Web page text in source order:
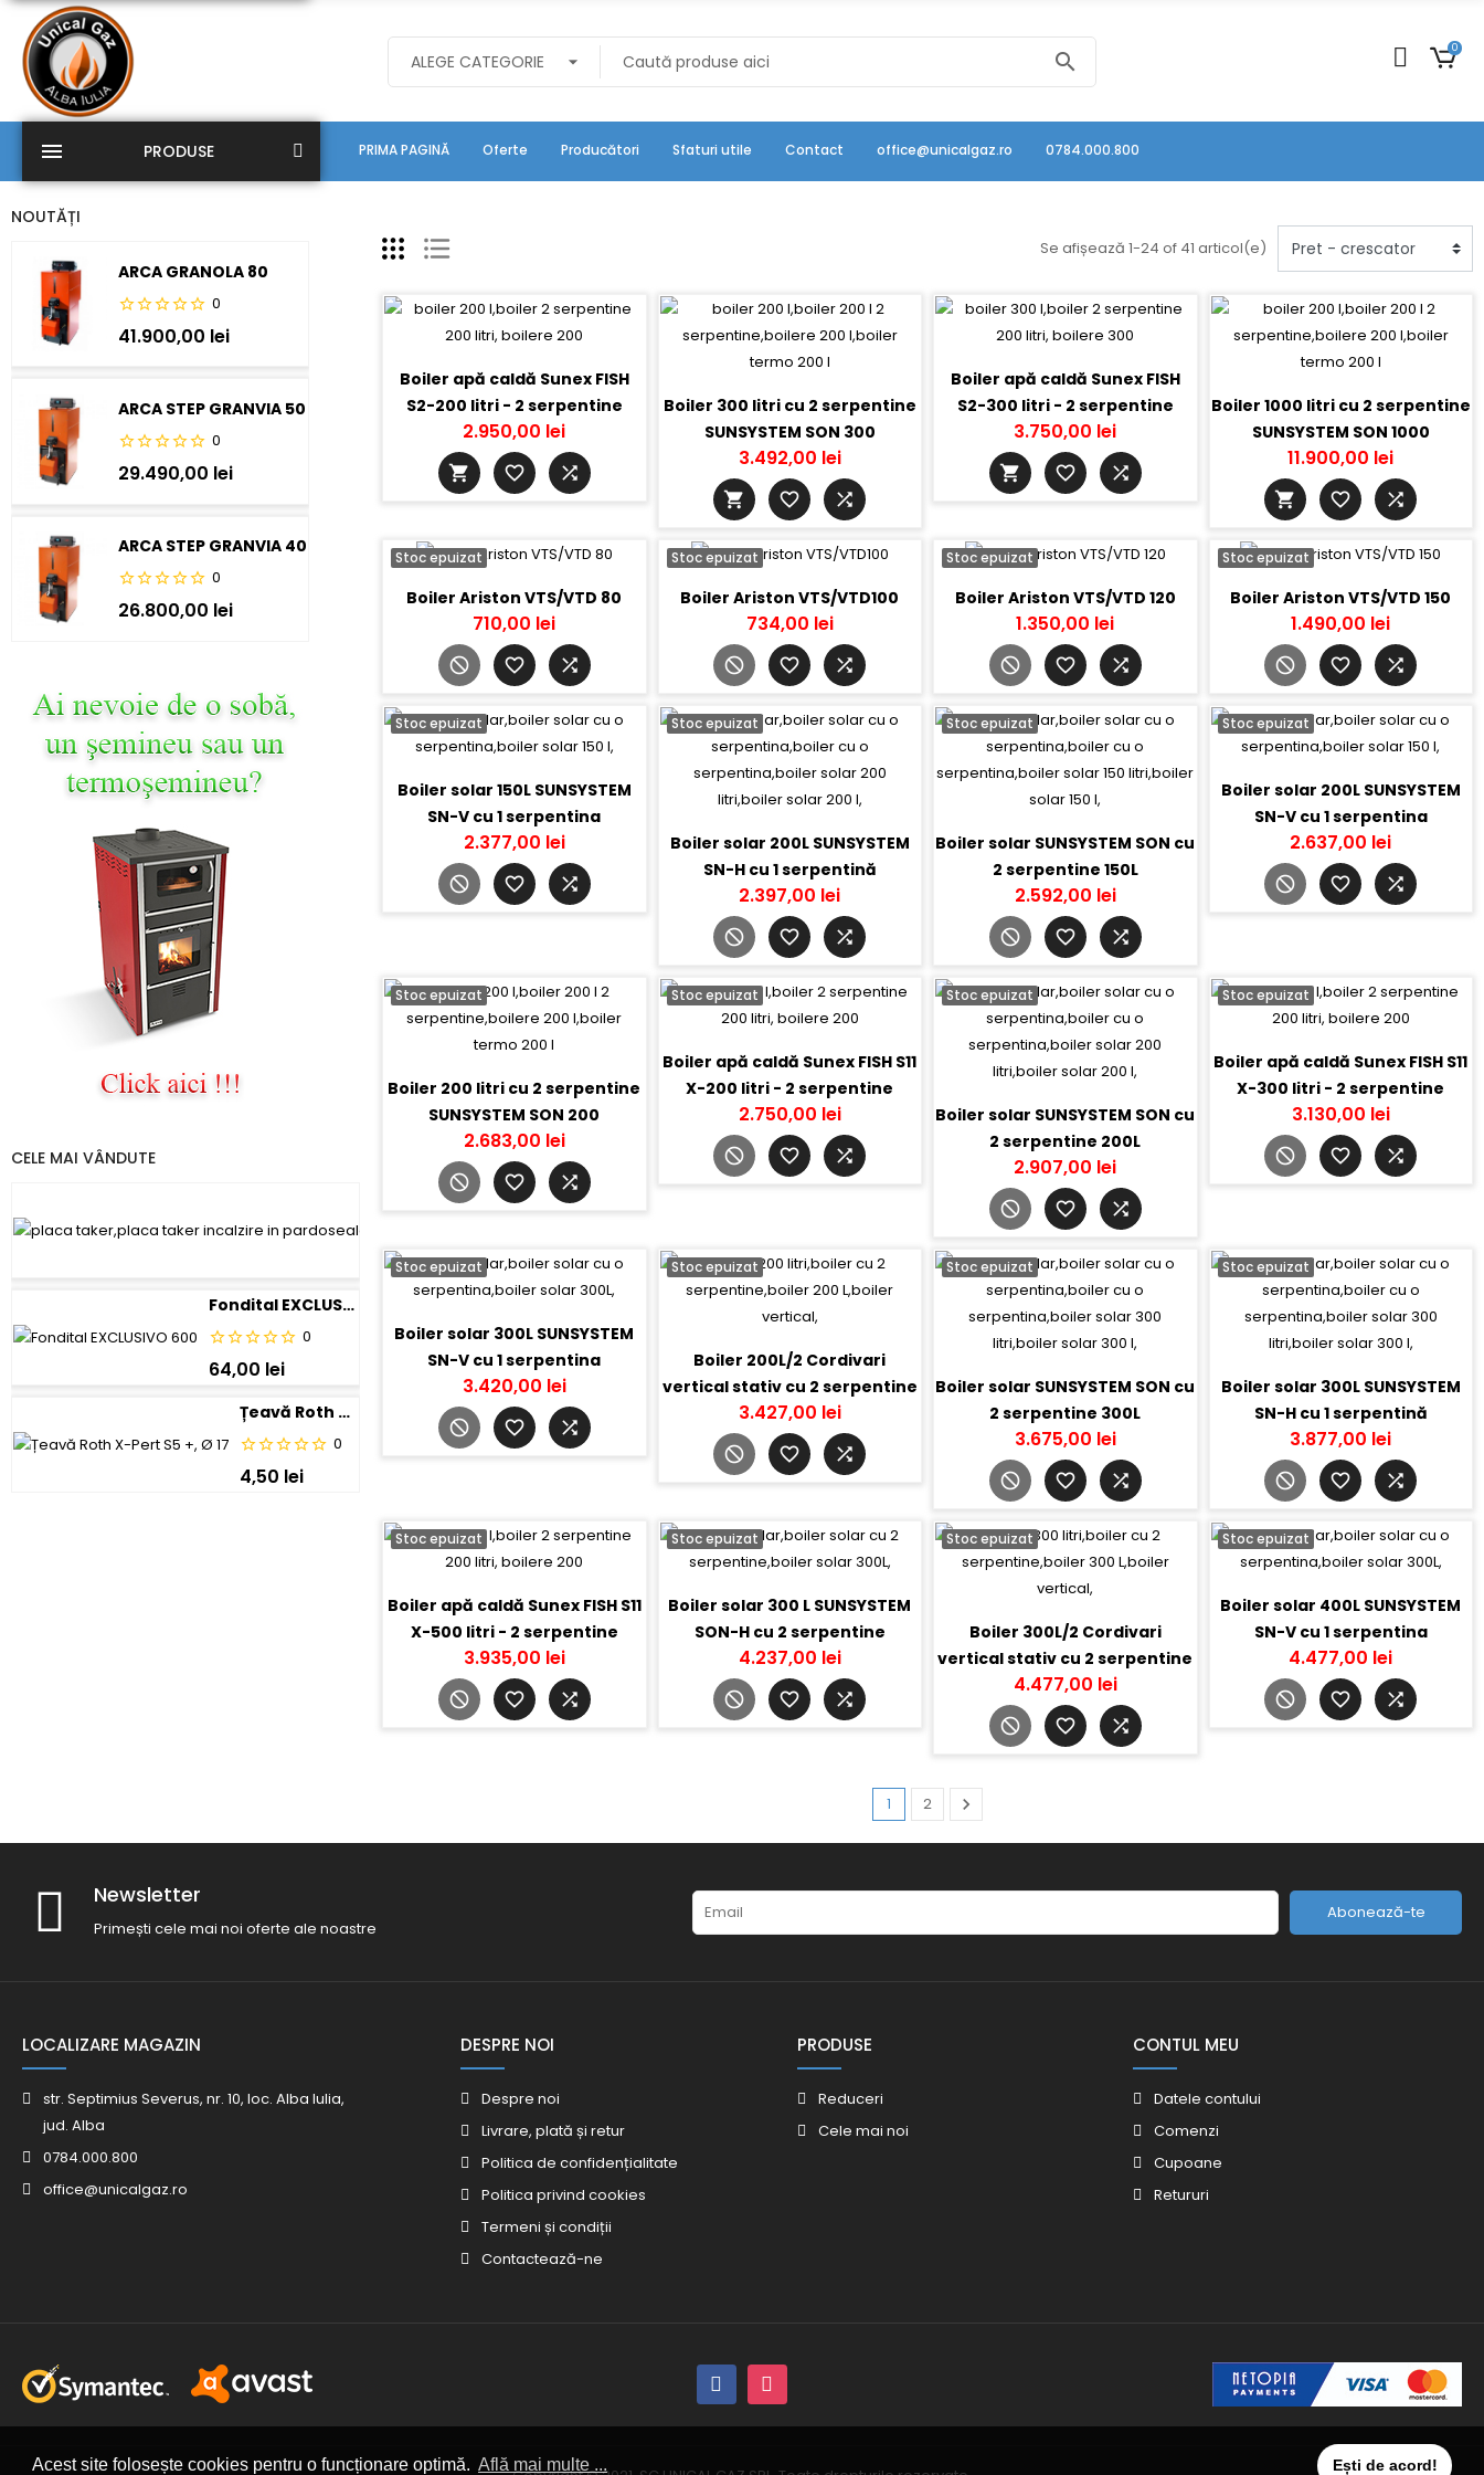
Acest site folosește cookies pentru o funcționare optimă. Află mai multe ... Ești de acord!
search
0
menu PRODUSE PRIMA PAGINĂ Oferte Producători Sfaturi utile Contact office@unicalgaz.ro 0784.000.800
NOUTĂȚI
ARCA GRANOLA 80
0
41.900,00 lei
ARCA STEP GRANVIA 50
0
29.490,00 lei
ARCA STEP GRANVIA 40
0
26.800,00 lei
CELE MAI VÂNDUTE
Placa tacker 3 cm EPS100 - pentru incalzire in pardoseala
21,00 lei
Fondital EXCLUSIVO 600
0
64,00 lei
Țeavă Roth X-Pert S5 +, Ø 17
0
4,50 lei
Se afișează 1-24 of 41 articol(e)
Boiler apă caldă Sunex FISH
S2-200 litri - 2 serpentine
2.950,00 lei
Boiler 300 litri cu 2 serpentine
SUNSYSTEM SON 300
3.492,00 lei
Boiler apă caldă Sunex FISH
S2-300 litri - 2 serpentine
3.750,00 lei
Boiler 1000 litri cu 2 serpentine
SUNSYSTEM SON 1000
11.900,00 lei
Stoc epuizat
Boiler Ariston VTS/VTD 80
710,00 lei
Stoc epuizat
Boiler Ariston VTS/VTD100
734,00 lei
Stoc epuizat
Boiler Ariston VTS/VTD 120
1.350,00 lei
Stoc epuizat
Boiler Ariston VTS/VTD 150
1.490,00 lei
Stoc epuizat
Boiler solar 150L SUNSYSTEM
SN-V cu 1 serpentina
2.377,00 lei
Stoc epuizat
Boiler solar 200L SUNSYSTEM
SN-H cu 1 serpentină
2.397,00 lei
Stoc epuizat
Boiler solar SUNSYSTEM SON cu
2 serpentine 150L
2.592,00 lei
Stoc epuizat
Boiler solar 200L SUNSYSTEM
SN-V cu 1 serpentina
2.637,00 lei
Stoc epuizat
Boiler 200 litri cu 2 serpentine
SUNSYSTEM SON 200
2.683,00 lei
Stoc epuizat
Boiler apă caldă Sunex FISH S11
X-200 litri - 2 serpentine
2.750,00 lei
Stoc epuizat
Boiler solar SUNSYSTEM SON cu
2 serpentine 200L
2.907,00 lei
Stoc epuizat
Boiler apă caldă Sunex FISH S11
X-300 litri - 2 serpentine
3.130,00 lei
Stoc epuizat
Boiler solar 300L SUNSYSTEM
SN-V cu 1 serpentina
3.420,00 lei
Stoc epuizat
Boiler 200L/2 Cordivari
vertical stativ cu 2 serpentine
3.427,00 lei
Stoc epuizat
Boiler solar SUNSYSTEM SON cu
2 serpentine 300L
3.675,00 lei
Stoc epuizat
Boiler solar 300L SUNSYSTEM
SN-H cu 1 serpentină
3.877,00 lei
Stoc epuizat
Boiler apă caldă Sunex FISH S11
X-500 litri - 2 serpentine
3.935,00 lei
Stoc epuizat
Boiler solar 300 L SUNSYSTEM
SON-H cu 2 serpentine
4.237,00 lei
Stoc epuizat
Boiler 300L/2 Cordivari
vertical stativ cu 2 serpentine
4.477,00 lei
Stoc epuizat
Boiler solar 400L SUNSYSTEM
SN-V cu 1 serpentina
4.477,00 lei
1 2 Urmatorul

Newsletter
Primești cele mai noi oferte ale noastre
Abonează-te
LOCALIZARE MAGAZIN
str. Septimius Severus, nr. 10, loc. Alba Iulia,
jud. Alba
0784.000.800
office@unicalgaz.ro
DESPRE NOI
Despre noi
Livrare, plată și retur
Politica de confidențialitate
Politica privind cookies
Termeni și condiții
Contactează-ne
PRODUSE
Reduceri
Cele mai noi
CONTUL MEU
Datele contului
Comenzi
Cupoane
Retururi